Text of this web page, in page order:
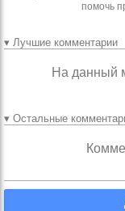
помочь
▾ Лучшие комментарии
На данный
▾ Остальные